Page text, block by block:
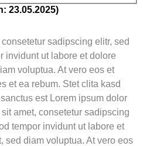
23.05.2025)
sadipscing elitr, sed
invidunt ut labore et dolore
voluptua. At vero eos et
et ea rebum. Stet clita kasd
est Lorem ipsum dolor
amet, consetetur sadipscing
tempor invidunt ut labore et
sed diam voluptua. At vero eos